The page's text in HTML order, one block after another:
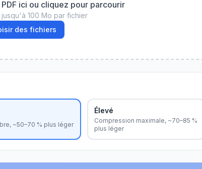
ici ou cliquez pour parcourir
jusqu'à 100 Mo par fichier
des fichiers
~50–70 % plus léger
Élevé
Compression maximale, ~70–85 %
plus léger